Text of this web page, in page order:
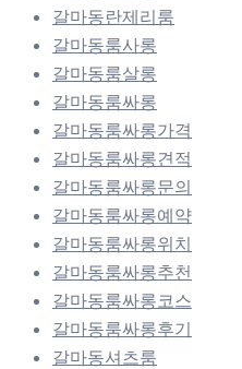
갈마동란제리룸
갈마동룸사롱
갈마동룸살롱
갈마동룸싸롱
갈마동룸싸롱가격
갈마동룸싸롱견적
갈마동룸싸롱문의
갈마동룸싸롱예약
갈마동룸싸롱위치
갈마동룸싸롱추천
갈마동룸싸롱코스
갈마동룸싸롱후기
갈마동셔츠룸